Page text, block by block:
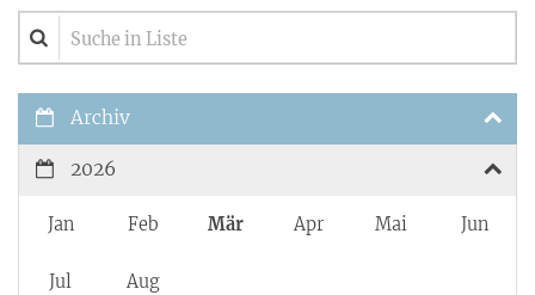
Suche in Liste
Archiv
2026
Jan Feb Mär Apr Mai Jun
Jul Aug